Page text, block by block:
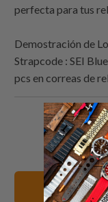
perfecta para tus
Demostración de
Strapcode : SEI
pcs en correas de
Ver